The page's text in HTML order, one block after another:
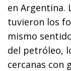
en Argentina.
tuvieron los
mismo
del petróleo,
cercanas con